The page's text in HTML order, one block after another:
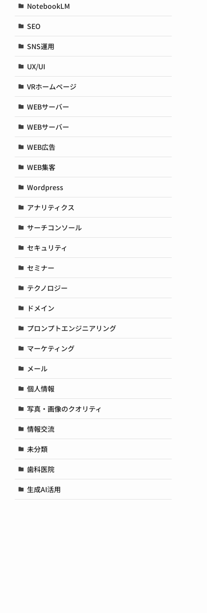
NotebookLM
SEO
SNS運用
UX/UI
VRホームページ
WEBサーバー
WEBサーバー
WEB広告
WEB集客
Wordpress
アナリティクス
サーチコンソール
セキュリティ
セミナー
テクノロジー
ドメイン
プロンプトエンジニアリング
マーケティング
メール
個人情報
写真・画像のクオリティ
情報交流
未分類
歯科医院
生成AI活用